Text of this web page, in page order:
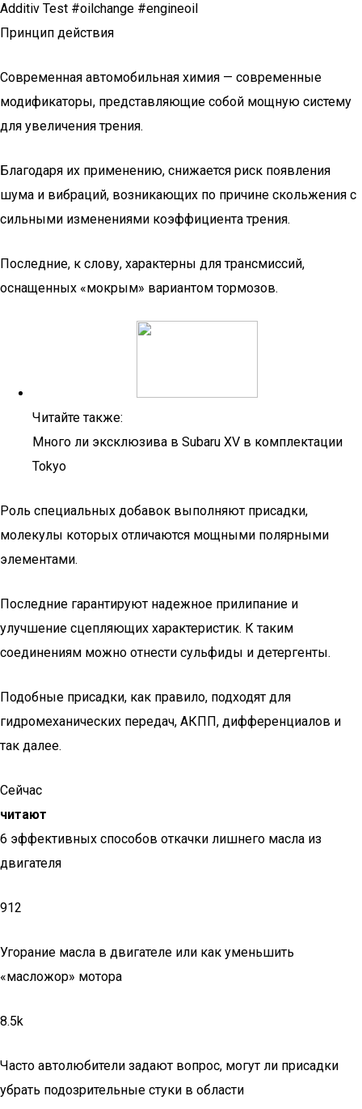
Additiv Test #oilchange #engineoil
Принцип действия
Современная автомобильная химия — современные
модификаторы, представляющие собой мощную систему
для увеличения трения.
Благодаря их применению, снижается риск появления
шума и вибраций, возникающих по причине скольжения с
сильными изменениями коэффициента трения.
Последние, к слову, характерны для трансмиссий,
оснащенных «мокрым» вариантом тормозов.
Читайте также:
Много ли эксклюзива в Subaru XV в комплектации
Tokyo
Роль специальных добавок выполняют присадки,
молекулы которых отличаются мощными полярными
элементами.
Последние гарантируют надежное прилипание и
улучшение сцепляющих характеристик. К таким
соединениям можно отнести сульфиды и детергенты.
Подобные присадки, как правило, подходят для
гидромеханических передач, АКПП, дифференциалов и
так далее.
Сейчас
читают
6 эффективных способов откачки лишнего масла из
двигателя
912
Угорание масла в двигателе или как уменьшить
«масложор» мотора
8.5k
Часто автолюбители задают вопрос, могут ли присадки
убрать подозрительные стуки в области